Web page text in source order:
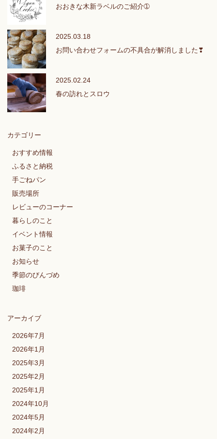
おおきな木新ラベルのご紹介➀
2025.03.18
お問い合わせフォームの不具合が解消しました❣
2025.02.24
春の訪れとスロウ
カテゴリー
おすすめ情報
ふるさと納税
手ごねパン
販売場所
レビューのコーナー
暮らしのこと
イベント情報
お菓子のこと
お知らせ
季節のびんづめ
珈琲
アーカイブ
2026年7月
2026年1月
2025年3月
2025年2月
2025年1月
2024年10月
2024年5月
2024年2月